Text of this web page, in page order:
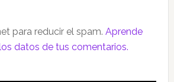
para reducir el spam. Aprende
datos de tus comentarios.